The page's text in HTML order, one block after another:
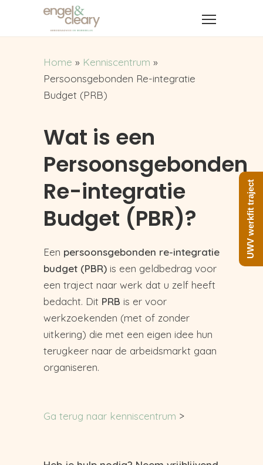
Home » Kenniscentrum »
Persoonsgebonden Re-integratie
Budget (PRB)
Wat is een
Persoonsgebonden
Re-integratie
Budget (PBR)?
Een persoonsgebonden re-integratie
budget (PBR) is een geldbedrag voor
een traject naar werk dat u zelf heeft
bedacht. Dit PRB is er voor
werkzoekenden (met of zonder
uitkering) die met een eigen idee hun
terugkeer naar de arbeidsmarkt gaan
organiseren.
Ga terug naar kenniscentrum >
UWV werkfit traject